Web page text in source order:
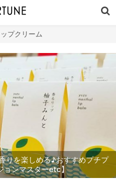
プクリーム
りを楽しめる♪おすすめプチプ
ョンマスターetc】